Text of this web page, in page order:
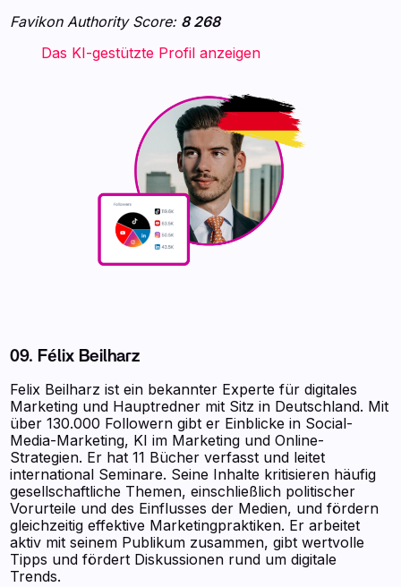
Favikon Authority Score: 8 268
‍ ‍ ‍ ‍ ‍ ‍ ‍ Das KI-gestützte Profil anzeigen ‍ ‍ ‍
09. Félix Beilharz
Felix Beilharz ist ein bekannter Experte für digitales
Marketing und Hauptredner mit Sitz in Deutschland. Mit
über 130.000 Followern gibt er Einblicke in Social-
Media-Marketing, KI im Marketing und Online-
Strategien. Er hat 11 Bücher verfasst und leitet
international Seminare. Seine Inhalte kritisieren häufig
gesellschaftliche Themen, einschließlich politischer
Vorurteile und des Einflusses der Medien, und fördern
gleichzeitig effektive Marketingpraktiken. Er arbeitet
aktiv mit seinem Publikum zusammen, gibt wertvolle
Tipps und fördert Diskussionen rund um digitale
Trends.